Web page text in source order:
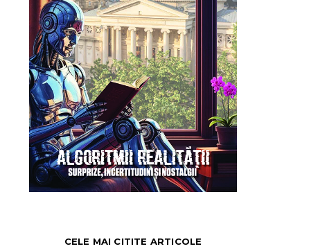
CELE MAI CITITE ARTICOLE